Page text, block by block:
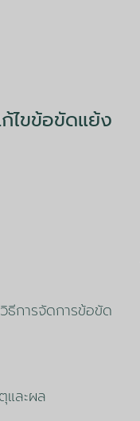
ไขข้อขัดแย้ง
การจัดการข้อขัด
และผล